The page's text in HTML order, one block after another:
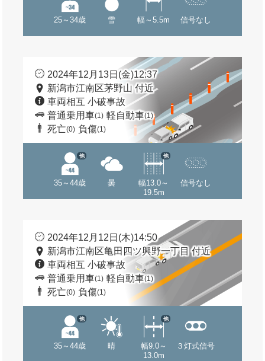
25～34歳 雪 幅～5.5m 信号なし
2024年12月13日(金)12:37
新潟市江南区茅野山 付近
車両相互 小破事故
普通乗用車(1) 軽自動車(1)
死亡(0) 負傷(1)
35～44歳
他
曇
幅13.0～
19.5m
他
信号なし
2024年12月12日(木)14:50
新潟市江南区亀田四ツ興野一丁目 付近
車両相互 小破事故
普通乗用車(1) 軽自動車(1)
死亡(0) 負傷(1)
35～44歳
他
晴
幅9.0～
13.0m
他
３灯式信号